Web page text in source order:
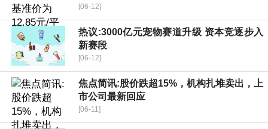
[06-12]
热议:3000亿元宠物赛道升级 资本竞逐步入
新赛段
[06-12]
焦点简讯:股价跌超15%，机构扎堆卖出，上
市公司最新回应
[06-11]